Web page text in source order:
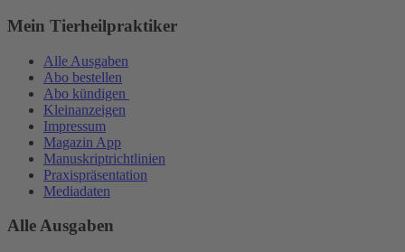
Mein Tierheilpraktiker
Alle Ausgaben
Abo bestellen
Abo kündigen
Kleinanzeigen
Impressum
Magazin App
Manuskriptrichtlinien
Praxispräsentation
Mediadaten
Alle Ausgaben